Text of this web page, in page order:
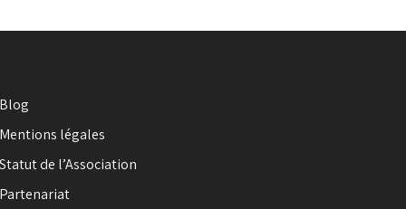
Blog
Mentions légales
Statut de l’Association
Partenariat